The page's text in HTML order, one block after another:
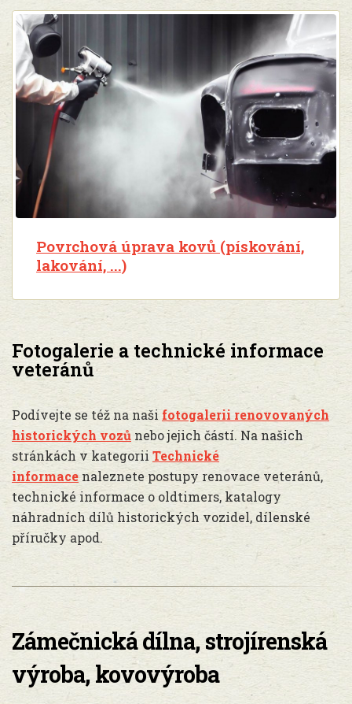
Povrchová úprava kovů (pískování,
lakování, ...)
Fotogalerie a technické informace
veteránů
Podívejte se též na naši fotogalerii renovovaných
historických vozů nebo jejich částí. Na našich
stránkách v kategorii Technické
informace naleznete postupy renovace veteránů,
technické informace o oldtimers, katalogy
náhradních dílů historických vozidel, dílenské
příručky apod.
Zámečnická dílna, strojírenská
výroba, kovovýroba